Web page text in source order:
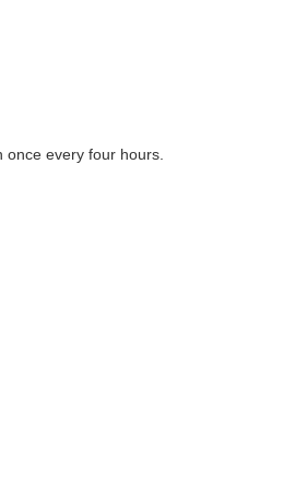
every four hours.